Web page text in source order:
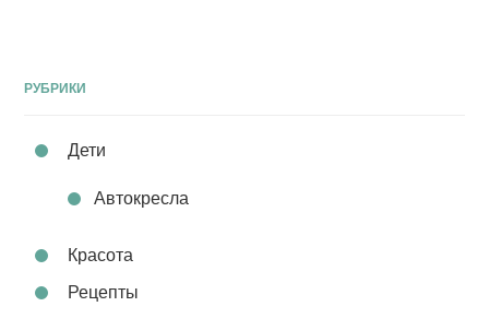
РУБРИКИ
Дети
Автокресла
Красота
Рецепты